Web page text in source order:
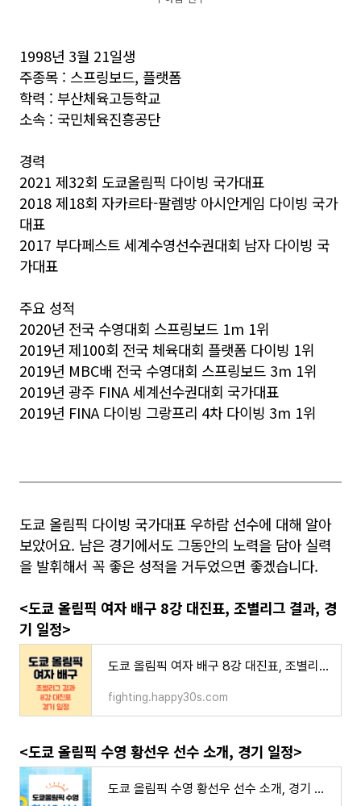
1998년 3월 21일생
주종목 : 스프링보드, 플랫폼
학력 : 부산체육고등학교
소속 : 국민체육진흥공단
경력
2021 제32회 도쿄올림픽 다이빙 국가대표
2018 제18회 자카르타-팔렘방 아시안게임 다이빙 국가
대표
2017 부다페스트 세계수영선수권대회 남자 다이빙 국
가대표
주요 성적
2020년 전국 수영대회 스프링보드 1m 1위
2019년 제100회 전국 체육대회 플랫폼 다이빙 1위
2019년 MBC배 전국 수영대회 스프링보드 3m 1위
2019년 광주 FINA 세계선수권대회 국가대표
2019년 FINA 다이빙 그랑프리 4차 다이빙 3m 1위
도쿄 올림픽 다이빙 국가대표 우하람 선수에 대해 알아
보았어요. 남은 경기에서도 그동안의 노력을 담아 실력
을 발휘해서 꼭 좋은 성적을 거두었으면 좋겠습니다.
<도쿄 올림픽 여자 배구 8강 대진표, 조별리그 결과, 경
기 일정>
도쿄 올림픽 여자 배구 8강 대진표, 조별리그 결과, 일정
fighting.happy30s.com
<도쿄 올림픽 수영 황선우 선수 소개, 경기 일정>
도쿄 올림픽 수영 황선우 선수 소개, 경기 일정